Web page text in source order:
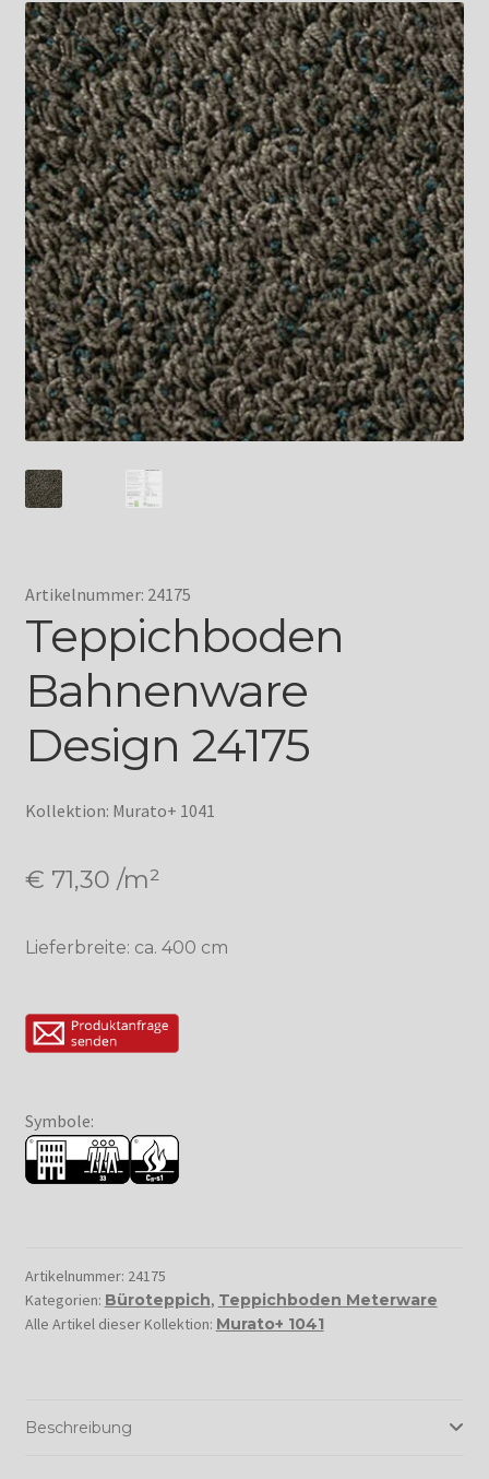
Artikelnummer: 24175
Teppichboden
Bahnenware
Design 24175
Kollektion: Murato+ 1041
€ 71,30 /m²
Lieferbreite: ca. 400 cm
Symbole:
Artikelnummer: 24175
Kategorien: Büroteppich, Teppichboden Meterware
Alle Artikel dieser Kollektion: Murato+ 1041
Beschreibung